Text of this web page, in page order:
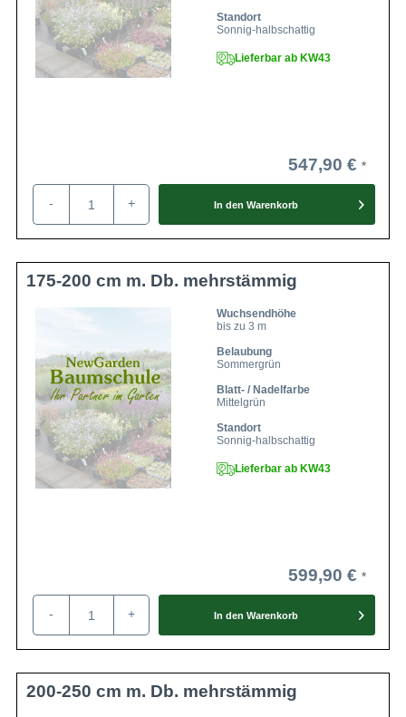
Standort
Sonnig-halbschattig
Lieferbar ab KW43
547,90 €
- + In den Warenkorb
175-200 cm m. Db. mehrstämmig
Wuchsendhöhe
bis zu 3 m
Belaubung
Sommergrün
Blatt- / Nadelfarbe
Mittelgrün
Standort
Sonnig-halbschattig
Lieferbar ab KW43
599,90 €
- + In den Warenkorb
200-250 cm m. Db. mehrstämmig